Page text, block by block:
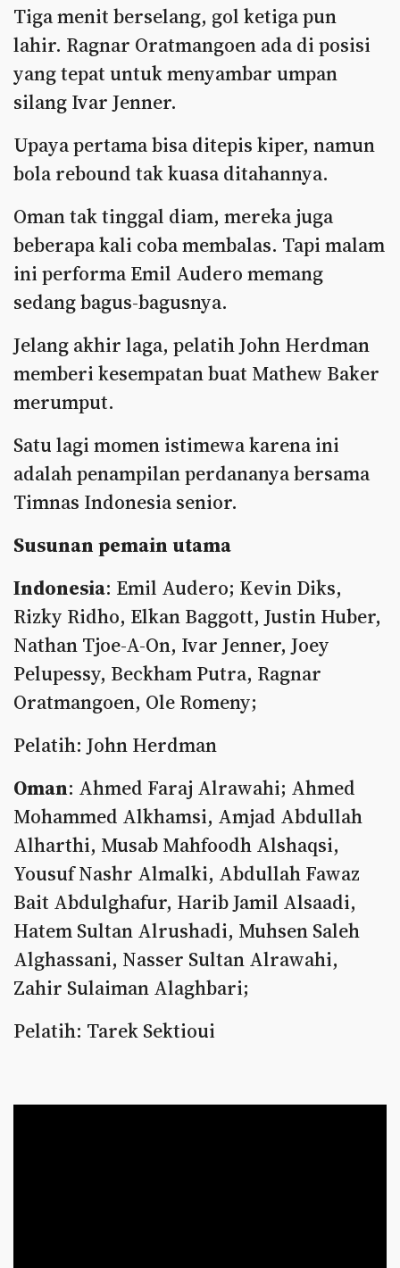
Tiga menit berselang, gol ketiga pun
lahir. Ragnar Oratmangoen ada di posisi
yang tepat untuk menyambar umpan
silang Ivar Jenner.
Upaya pertama bisa ditepis kiper, namun
bola rebound tak kuasa ditahannya.
Oman tak tinggal diam, mereka juga
beberapa kali coba membalas. Tapi malam
ini performa Emil Audero memang
sedang bagus-bagusnya.
Jelang akhir laga, pelatih John Herdman
memberi kesempatan buat Mathew Baker
merumput.
Satu lagi momen istimewa karena ini
adalah penampilan perdananya bersama
Timnas Indonesia senior.
Susunan pemain utama
Indonesia: Emil Audero; Kevin Diks,
Rizky Ridho, Elkan Baggott, Justin Huber,
Nathan Tjoe-A-On, Ivar Jenner, Joey
Pelupessy, Beckham Putra, Ragnar
Oratmangoen, Ole Romeny;
Pelatih: John Herdman
Oman: Ahmed Faraj Alrawahi; Ahmed
Mohammed Alkhamsi, Amjad Abdullah
Alharthi, Musab Mahfoodh Alshaqsi,
Yousuf Nashr Almalki, Abdullah Fawaz
Bait Abdulghafur, Harib Jamil Alsaadi,
Hatem Sultan Alrushadi, Muhsen Saleh
Alghassani, Nasser Sultan Alrawahi,
Zahir Sulaiman Alaghbari;
Pelatih: Tarek Sektioui